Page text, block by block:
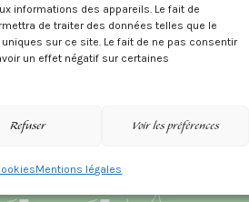
informations des appareils. Le fait de
de traiter des données telles que le
sur ce site. Le fait de ne pas consentir
un effet négatif sur certaines
Refuser Voir les préférences
Mentions légales